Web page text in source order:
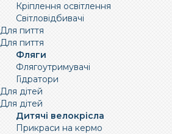
Кріплення освітлення
Світловідбивачі
Для пиття
Для пиття
Фляги
Флягоутримувачі
Гідратори
Для дітей
Для дітей
Дитячі велокрісла
Прикраси на кермо